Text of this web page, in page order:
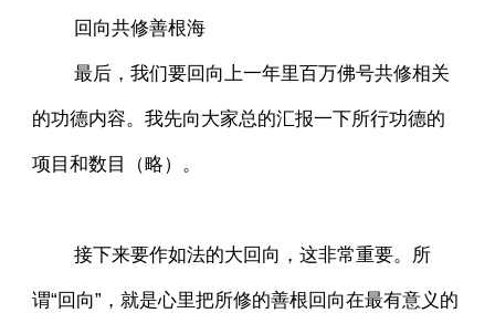
回向共修善根海
最后，我们要回向上一年里百万佛号共修相关
的功德内容。我先向大家总的汇报一下所行功德的
项目和数目（略）。
接下来要作如法的大回向，这非常重要。所
谓“回向”，就是心里把所修的善根回向在最有意义的